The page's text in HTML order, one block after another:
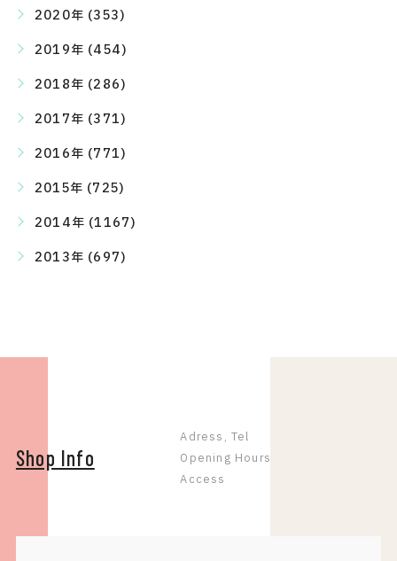
2020年 (353)
2019年 (454)
2018年 (286)
2017年 (371)
2016年 (771)
2015年 (725)
2014年 (1167)
2013年 (697)
Shop Info
Adress, Tel
Opening Hours
Access